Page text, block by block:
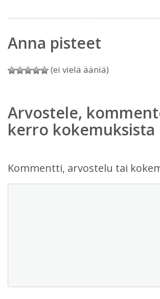
Anna pisteet
(ei vielä ääniä)
Arvostele,
kerro kokemuksista
Kommentti, arvostelu tai